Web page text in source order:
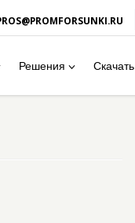
Решения Скачать